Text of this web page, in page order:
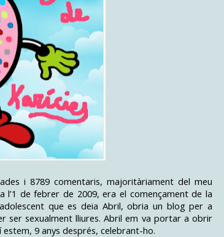
i 8789 comentaris, majoritàriament del meu
l’1 de febrer de 2009, era el començament de la
que es deia Abril, obria un blog per a
ser sexualment lliures. Abril em va portar a obrir
9 anys després, celebrant-ho.